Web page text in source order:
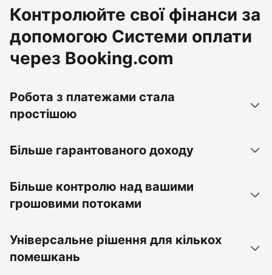
Контролюйте свої фінанси за
допомогою Системи оплати
через Booking.com
Робота з платежами стала
простішою
Більше гарантованого доходу
Більше контролю над вашими
грошовими потоками
Універсальне рішення для кількох
помешкань